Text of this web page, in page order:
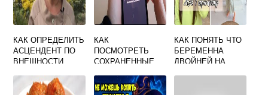
КАК ОПРЕДЕЛИТЬ
АСЦЕНДЕНТ ПО
ВНЕШНОСТИ
КАК
ПОСМОТРЕТЬ
СОХРАНЕННЫЕ
ANDROID
КАК ПОНЯТЬ ЧТО
БЕРЕМЕННА
ДВОЙНЕЙ НА